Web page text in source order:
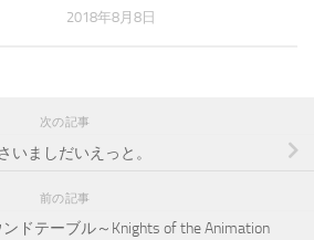
2018年8月8日
次の記事
いましだいえっと。
前の記事
ドテーブル～Knights of the Animation